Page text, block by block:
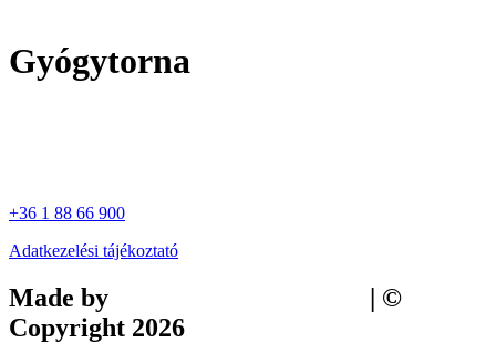
Gyógytorna
+36 1 88 66 900
Adatkezelési tájékoztató
Made by
| ©
Copyright 2026